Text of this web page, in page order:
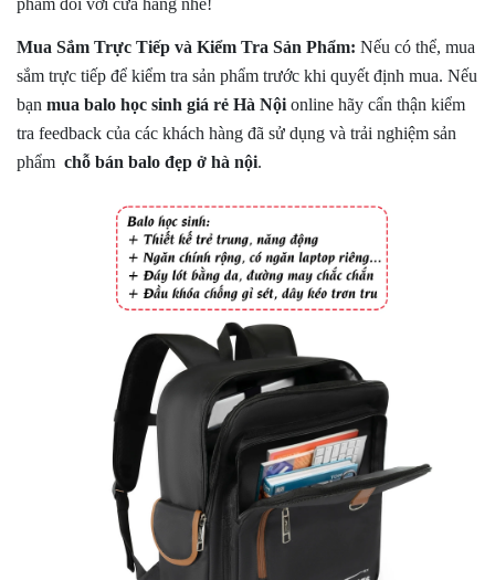
Mua Sắm Trực Tiếp và Kiểm Tra Sản Phẩm: Nếu có thể, mua
sắm trực tiếp để kiểm tra sản phẩm trước khi quyết định mua. Nếu
bạn mua balo học sinh giá rẻ Hà Nội online hãy cẩn thận kiểm
tra feedback của các khách hàng đã sử dụng và trải nghiệm sản
phẩm chỗ bán balo đẹp ở hà nội.